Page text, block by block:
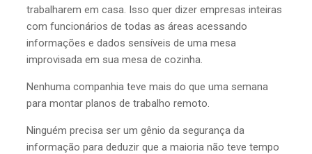
trabalharem em casa. Isso quer dizer empresas inteiras
com funcionários de todas as áreas acessando
informações e dados sensíveis de uma mesa
improvisada em sua mesa de cozinha.
Nenhuma companhia teve mais do que uma semana
para montar planos de trabalho remoto.
Ninguém precisa ser um gênio da segurança da
informação para deduzir que a maioria não teve tempo